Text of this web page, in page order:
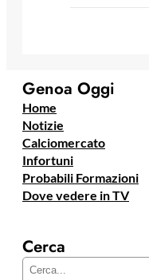
Genoa Oggi
Home
Notizie
Calciomercato
Infortuni
Probabili Formazioni
Dove vedere in TV
Cerca